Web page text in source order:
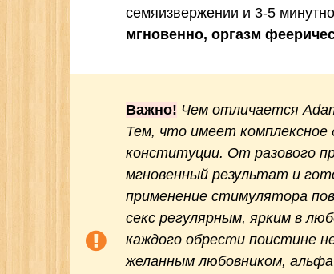
семяизвержении и 3-5
мгновенно, оргазм
Важно! Чем отличается
Тем, что имеет комплексное
конституции. От разового
мгновенный результат и
применение стимулятора
секс регулярным, ярким в
каждого обрести поистине
желанным любовником,